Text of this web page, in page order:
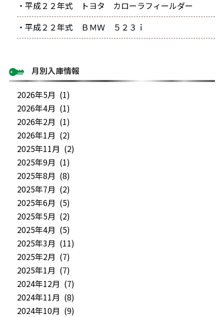
・平成２２年式 トヨタ カローラフィールダー
・平成２２年式 ＢＭＷ ５２３ｉ
月別入庫情報
2026年5月 (1)
2026年4月 (1)
2026年2月 (1)
2026年1月 (2)
2025年11月 (2)
2025年9月 (1)
2025年8月 (8)
2025年7月 (2)
2025年6月 (5)
2025年5月 (2)
2025年4月 (5)
2025年3月 (11)
2025年2月 (7)
2025年1月 (7)
2024年12月 (7)
2024年11月 (8)
2024年10月 (9)